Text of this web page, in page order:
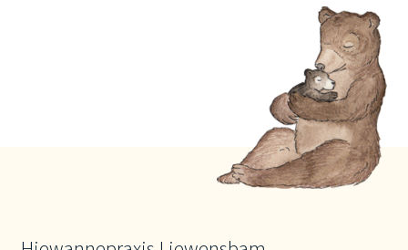
mehrere
Varianten
auf.
Die
Optionen
können
auf
der